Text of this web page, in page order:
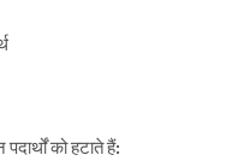
को हटाते हैं: